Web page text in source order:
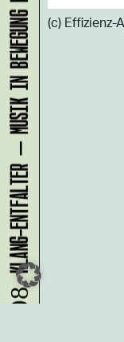
(c) Effizienz-
10.08.
KLANG-ENTFALTER – MUSIK IN BEWEGUNG FÜR DIE NORDSTADT